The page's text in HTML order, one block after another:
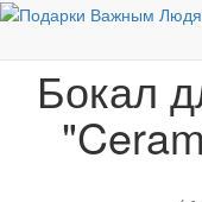
Бокал для
Бокал